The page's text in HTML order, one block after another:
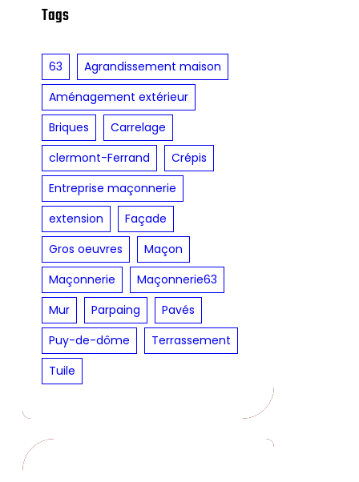
Tags
63
Agrandissement maison
Aménagement extérieur
Briques
Carrelage
clermont-Ferrand
Crépis
Entreprise maçonnerie
extension
Façade
Gros oeuvres
Maçon
Maçonnerie
Maçonnerie63
Mur
Parpaing
Pavés
Puy-de-dôme
Terrassement
Tuile